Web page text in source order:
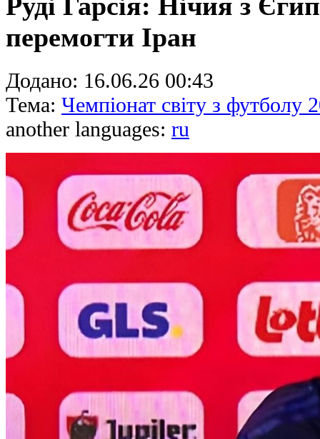
перемогти Іран
Додано: 16.06.26 00:43
Тема: Чемпіонат світу з футболу
another languages: ru